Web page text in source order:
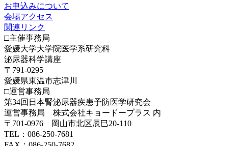
お申込みについて
会場アクセス
関連リンク
□主催事務局
愛媛大学大学院医学系研究科
泌尿器科学講座
〒791-0295
愛媛県東温市志津川
□運営事務局
第34回日本腎泌尿器疾患予防医学研究会
運営事務局 株式会社キョードープラス 内
〒701-0976 岡山市北区辰巳20-110
TEL：086-250-7681